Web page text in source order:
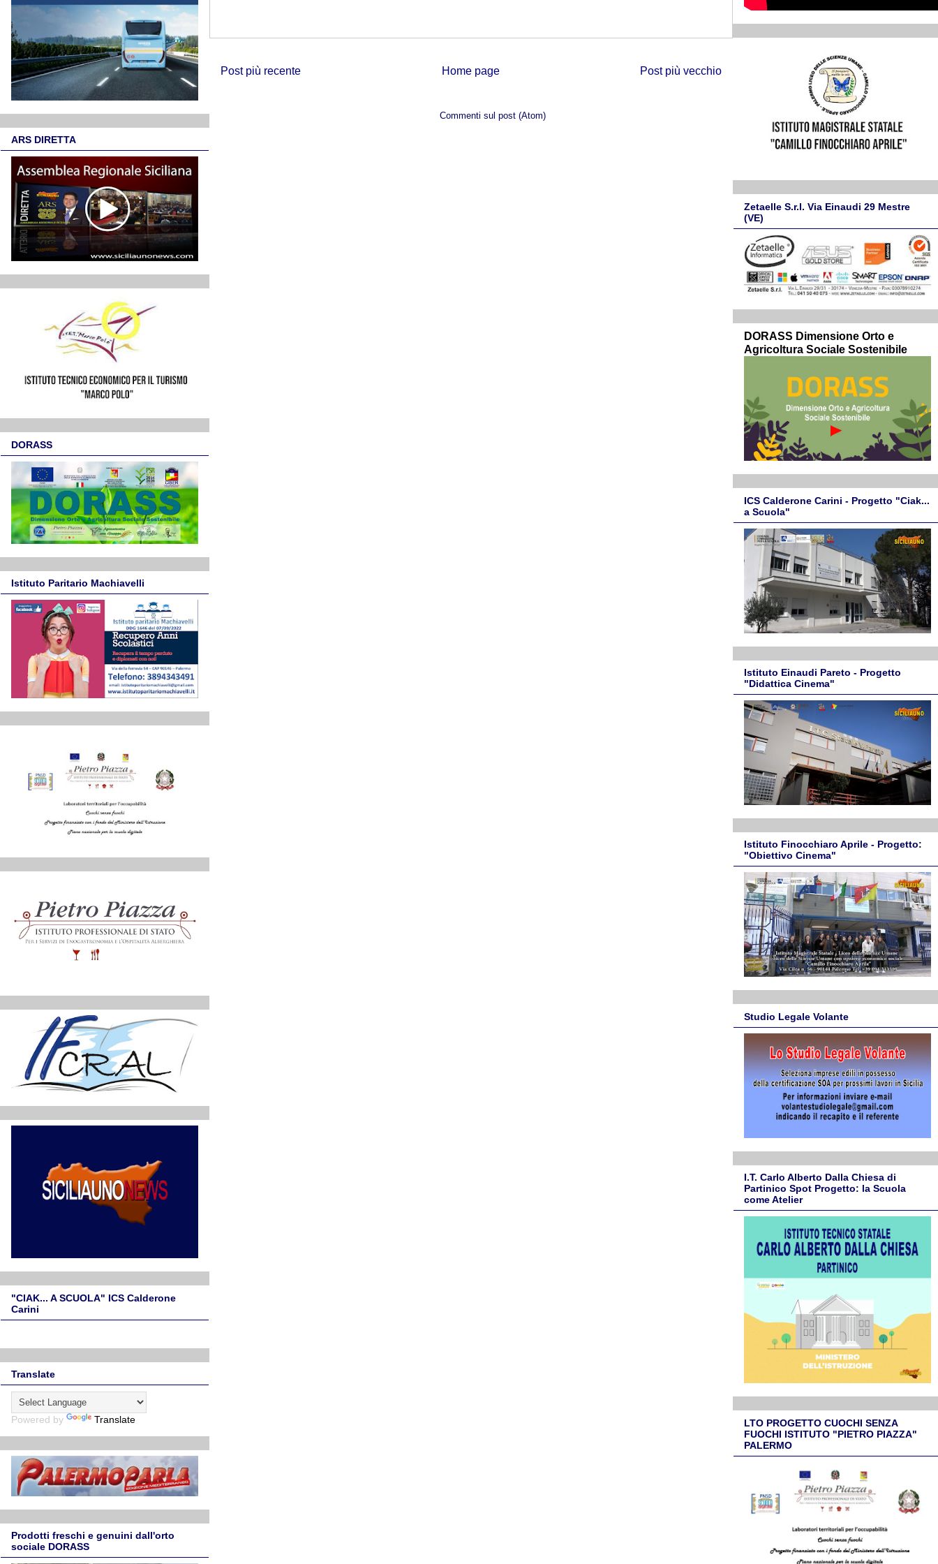
Post più recente Post più vecchio
Home page
Commenti sul post (Atom)
ARS DIRETTA
DORASS
Istituto Paritario Machiavelli
"CIAK... A SCUOLA" ICS Calderone
Carini
Translate
Powered by Translate
Prodotti freschi e genuini dall'orto
sociale DORASS
Zetaelle S.r.l. Via Einaudi 29 Mestre
(VE)
DORASS Dimensione Orto e
Agricoltura Sociale Sostenibile
ICS Calderone Carini - Progetto "Ciak...
a Scuola"
Istituto Einaudi Pareto - Progetto
"Didattica Cinema"
Istituto Finocchiaro Aprile - Progetto:
"Obiettivo Cinema"
Studio Legale Volante
I.T. Carlo Alberto Dalla Chiesa di
Partinico Spot Progetto: la Scuola
come Atelier
LTO PROGETTO CUOCHI SENZA
FUOCHI ISTITUTO "PIETRO PIAZZA"
PALERMO